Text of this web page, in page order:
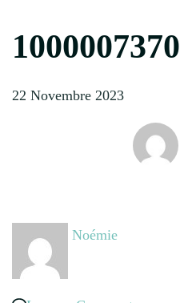
1000007370
22 Novembre 2023
Noémie